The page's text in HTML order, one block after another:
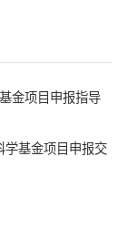
金项目申报指导
学基金项目申报交